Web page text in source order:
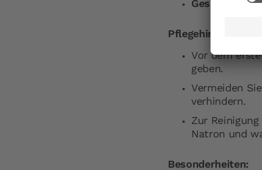
Pflegehinweise:
Vor dem
geben.
Vermeiden
verhindern.
Zur
Natron und
Besonderheiten: